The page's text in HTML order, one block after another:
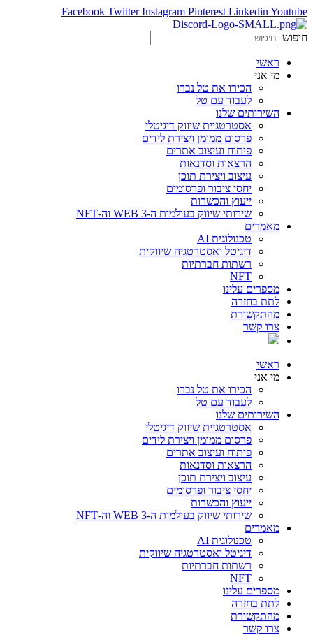
Facebook Twitter Instagram Pinterest Linkedin Youtube
חיפוש
ראשי
מי אני
הכירו את טל נברו
לעבוד עם טל
השירותים שלנו
אסטרטגיית שיווק דיגיטלי
פרסום ממומן ויצירת לידים
פיתוח ועיצוב אתרים
הרצאות וסדנאות
עיצוב ויצירת תוכן
יחסי ציבור ופרסומים
ייעוץ והכשרות
שירותי שיווק בעולמות ה-WEB 3 וה-NFT
מאמרים
טכנולוגית AI
דיגיטל ואסטרטגיה שיווקית
רשתות חברתיות
NFT
מספרים עלינו
לתת בחזרה
מהתקשורת
צרו קשר
ראשי
מי אני
הכירו את טל נברו
לעבוד עם טל
השירותים שלנו
אסטרטגיית שיווק דיגיטלי
פרסום ממומן ויצירת לידים
פיתוח ועיצוב אתרים
הרצאות וסדנאות
עיצוב ויצירת תוכן
יחסי ציבור ופרסומים
ייעוץ והכשרות
שירותי שיווק בעולמות ה-WEB 3 וה-NFT
מאמרים
טכנולוגית AI
דיגיטל ואסטרטגיה שיווקית
רשתות חברתיות
NFT
מספרים עלינו
לתת בחזרה
מהתקשורת
צרו קשר